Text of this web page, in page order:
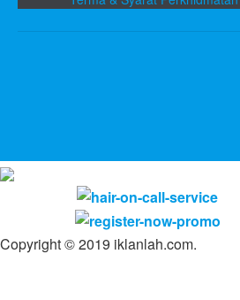
Copyright © 2019 iklanlah.com.